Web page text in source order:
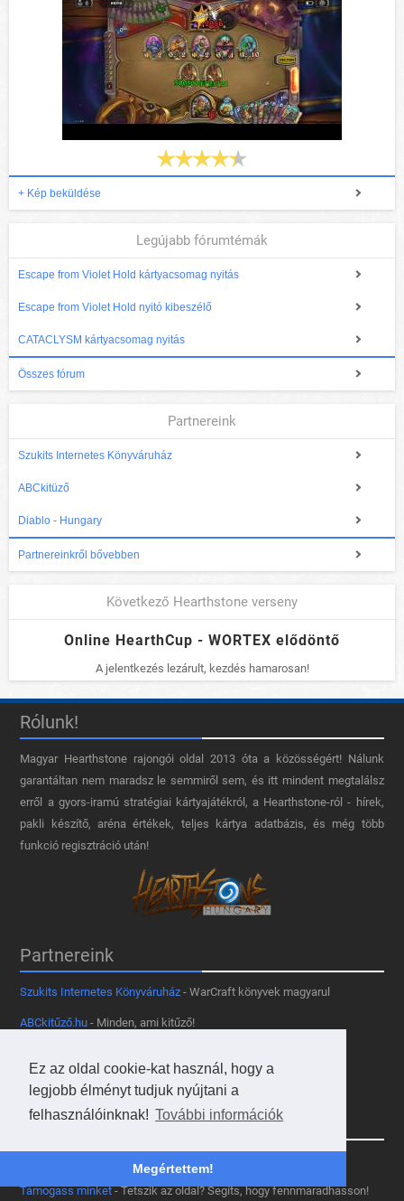
Ez az oldal cookie-kat használ, hogy a
legjobb élményt tudjuk nyújtani a
felhasználóinknak! További információk
Megértettem!
+ Kép beküldése
Legújabb fórumtémák
Escape from Violet Hold kártyacsomag nyitás
Escape from Violet Hold nyitó kibeszélő
CATACLYSM kártyacsomag nyitás
Összes fórum
Partnereink
Szukits Internetes Könyváruház
ABCkitüző
Diablo - Hungary
Partnereinkről bővebben
Következő Hearthstone verseny
Online HearthCup - WORTEX elődöntő
A jelentkezés lezárult, kezdés hamarosan!
Rólunk!
Magyar Hearthstone​ rajongói oldal 2013 óta a közösségért! Nálunk
garantáltan nem maradsz le semmiről sem, és itt mindent megtalálsz
erről a gyors-iramú stratégiai kártyajátékról, a Hearthstone-ról - hírek,
pakli készítő, aréna értékek, teljes kártya adatbázis, és még több
funkció regisztráció után!
Partnereink
Szukits Internetes Könyváruház - WarCraft könyvek magyarul
ABCkitűző.hu - Minden, ami kitűző!
Blizzard Entertainment - A legjobb játékok készítői
Egyebek
- Van egy nagyszerű cikked? Küldd be nekünk!
Támogass minket- Tetszik az oldal? Segíts, hogy fennmaradhasson!